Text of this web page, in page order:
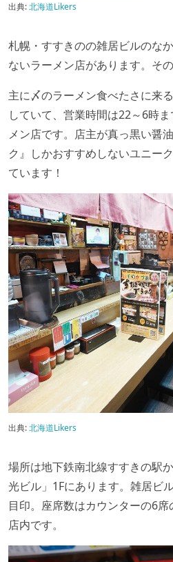
出典:北海道Likers
札幌・すすきのの雑居ビルのな
ないラーメン店があります。そ
主に〆のラーメン食べたさに来
していて、営業時間は22～6時
メン店です。店主が真っ黒い醤
ク』しかおすすめしないユニー
ています！
出典:北海道Likers
場所は地下鉄南北線すすきの駅
光ビル」1Fにあります。雑居ビ
目印。座席数はカウンターの6
店内です。